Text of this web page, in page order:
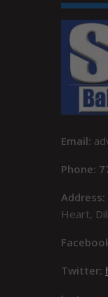
Email:
Phone:
Address:
Heart,
Twitter: